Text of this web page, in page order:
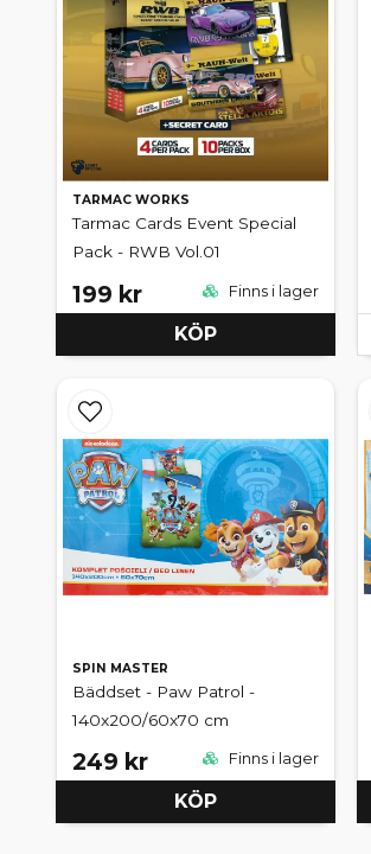
TARMAC WORKS
Tarmac Cards Event Special
Pack - RWB Vol.01
199 kr Finns i lager
KÖP
SPIN MASTER
Bäddset - Paw Patrol -
140x200/60x70 cm
249 kr Finns i lager
KÖP